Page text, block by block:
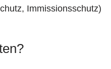
Immissionsschutz)